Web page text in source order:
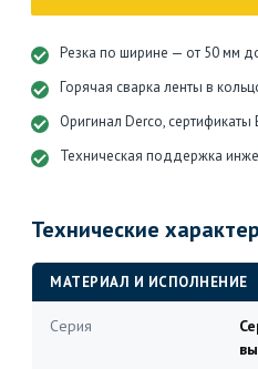
Резка по ширине — от 50 мм
Горячая сварка ленты в
Оригинал Derco, сертификаты
Техническая поддержка
Технические
МАТЕРИАЛ И ИСПОЛНЕНИЕ
Серия